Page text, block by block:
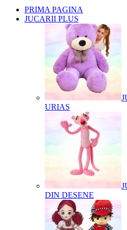
PRIMA PAGINA
JUCARII PLUS
URIAS
DIN DESENE